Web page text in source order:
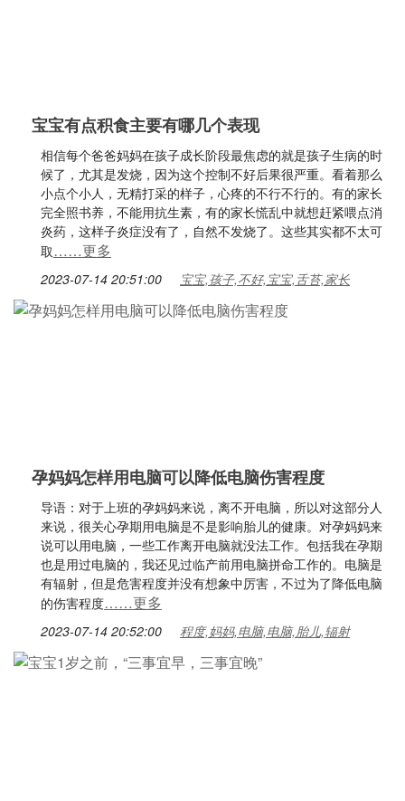
宝宝有点积食主要有哪几个表现
相信每个爸爸妈妈在孩子成长阶段最焦虑的就是孩子生病的时
候了，尤其是发烧，因为这个控制不好后果很严重。看着那么
小点个小人，无精打采的样子，心疼的不行不行的。有的家长
完全照书养，不能用抗生素，有的家长慌乱中就想赶紧喂点消
炎药，这样子炎症没有了，自然不发烧了。这些其实都不太可
取……更多
2023-07-14 20:51:00 宝宝,孩子,不好,宝宝,舌苔,家长
孕妈妈怎样用电脑可以降低电脑伤害程度
导语：对于上班的孕妈妈来说，离不开电脑，所以对这部分人
来说，很关心孕期用电脑是不是影响胎儿的健康。对孕妈妈来
说可以用电脑，一些工作离开电脑就没法工作。包括我在孕期
也是用过电脑的，我还见过临产前用电脑拼命工作的。电脑是
有辐射，但是危害程度并没有想象中厉害，不过为了降低电脑
的伤害程度……更多
2023-07-14 20:52:00 程度,妈妈,电脑,电脑,胎儿,辐射